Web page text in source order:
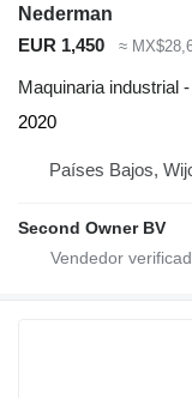
Nederman
EUR 1,450
≈
Maquinaria industrial
2020
Países Bajos,
Second Owner BV